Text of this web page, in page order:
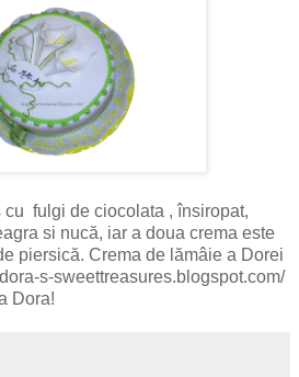
cu fulgi de ciocolata , însiropat,
si nucă, iar a doua crema este
piersică. Crema de lămâie a Dorei
s-sweettreasures.blogspot.com/
Dora!